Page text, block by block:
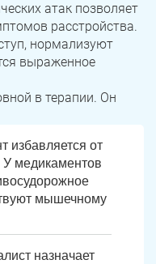
атак позволяет
расстройства.
нормализуют
выраженное
в терапии. Он
избавляется от
медикаментов
мышечному
назначает